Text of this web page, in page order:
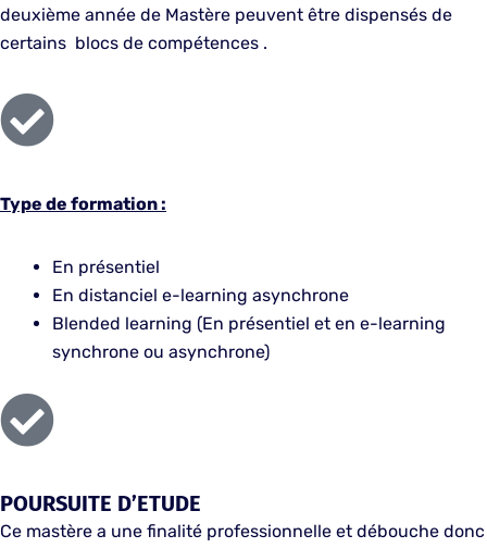
deuxième année de Mastère peuvent être dispensés de
certains blocs de compétences .
Type de formation :
En présentiel
En distanciel e-learning asynchrone
Blended learning (En présentiel et en e-learning
synchrone ou asynchrone)
POURSUITE D’ETUDE
Ce mastère a une finalité professionnelle et débouche donc